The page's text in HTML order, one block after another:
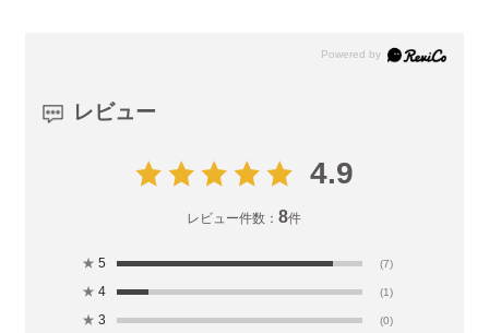
レビュー
4.9
レビュー件数：8件
★ 5 (7)
★ 4 (1)
★ 3 (0)